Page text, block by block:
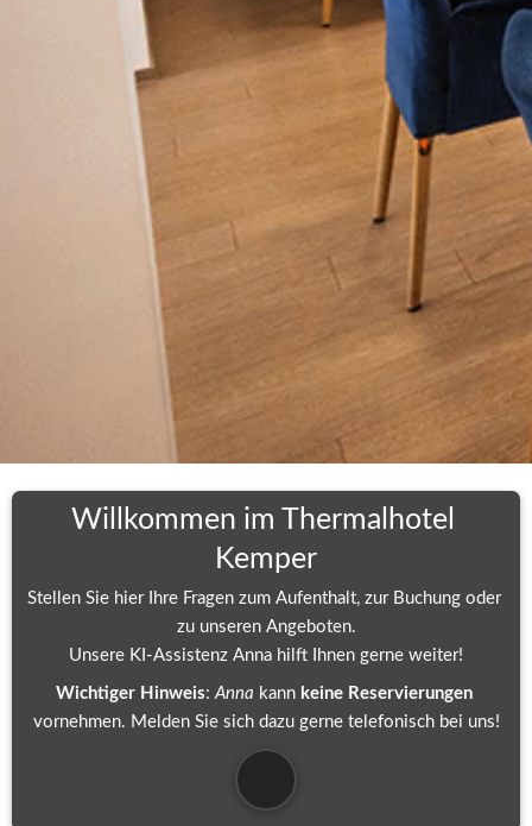
Willkommen im Thermalhotel
Kemper
Stellen Sie hier Ihre Fragen zum Aufenthalt, zur Buchung oder
zu unseren Angeboten.
Unsere KI-Assistenz Anna hilft Ihnen gerne weiter!
Wichtiger Hinweis: Anna kann keine Reservierungen
vornehmen. Melden Sie sich dazu gerne telefonisch bei uns!